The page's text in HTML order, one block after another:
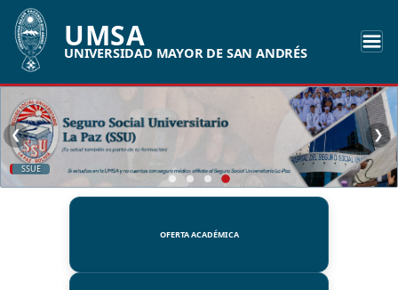
UMSA
UNIVERSIDAD MAYOR DE SAN ANDRÉS
SSUE
❮ ❯
OFERTA ACADÉMICA